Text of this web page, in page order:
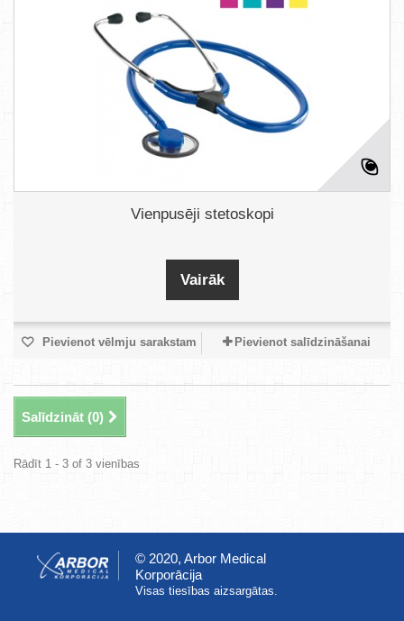
Vienpusēji stetoskopi
Vairāk
Pievienot vēlmju sarakstam Pievienot salīdzināšanai
Salīdzināt (0)
Rādīt 1 - 3 of 3 vienības
© 2020, Arbor Medical
Korporācija
Visas tiesības aizsargātas.